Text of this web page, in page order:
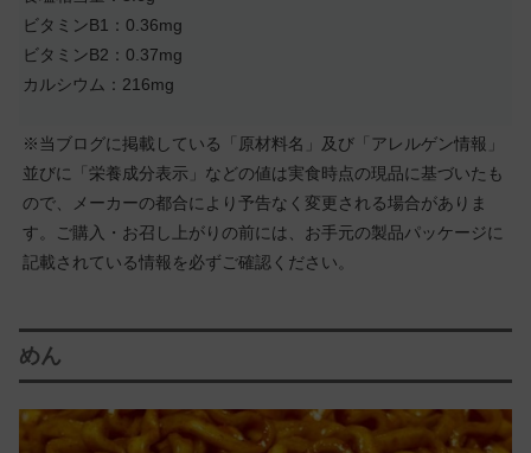
ビタミンB1：0.36mg
ビタミンB2：0.37mg
カルシウム：216mg
※当ブログに掲載している「原材料名」及び「アレルゲン情報」
並びに「栄養成分表示」などの値は実食時点の現品に基づいたも
ので、メーカーの都合により予告なく変更される場合がありま
す。ご購入・お召し上がりの前には、お手元の製品パッケージに
記載されている情報を必ずご確認ください。
めん